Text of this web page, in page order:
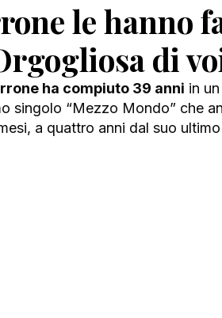
Playlist
le hanno
di
ha compiuto 39 anni in
singolo “Mezzo Mondo” che
a quattro anni dal suo ultimo